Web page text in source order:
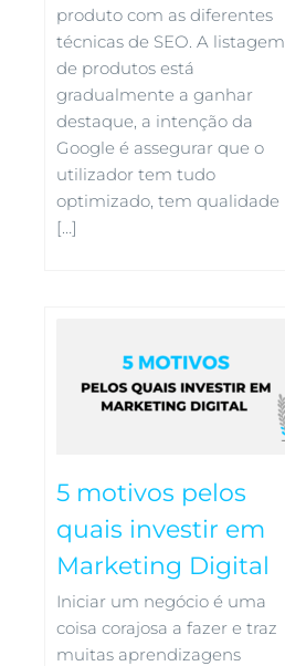
produto com as diferentes
técnicas de SEO. A listagem
de produtos está
gradualmente a ganhar
destaque, a intenção da
Google é assegurar que o
utilizador tem tudo
optimizado, tem qualidade
[…]
5 motivos pelos
quais investir em
Marketing Digital
Iniciar um negócio é uma
coisa corajosa a fazer e traz
muitas aprendizagens